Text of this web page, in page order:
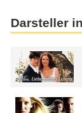
Darsteller